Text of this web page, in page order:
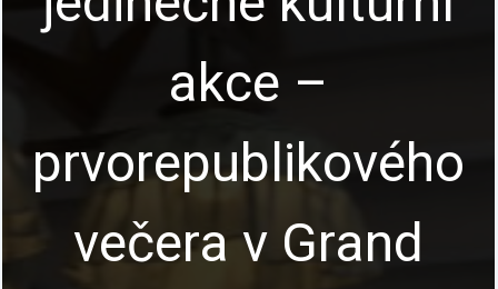
akce –
prvorepublikového
večera v Grand